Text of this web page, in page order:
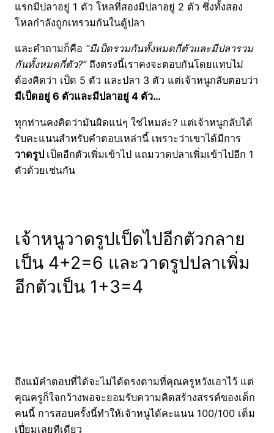
แรกมีปลาอยู่ 1 ตัว โหลที่สองมีปลาอยู่ 2 ตัว ซึ่งทั้งสอง
โหลกำลังถูกเทรวมกันในตู้ปลา
และคำถามก็คือ “มีเป็ดรวมกันทั้งหมดกี่ตัวและมีปลารวม
กันทั้งหมดกี่ตัว?” ถึงตรงนี้เราคงจะตอบกันโดยแทบไม่
ต้องคิดว่า เป็ด 5 ตัว และปลา 3 ตัว แต่เจ้าหนูกลับตอบว่า
มีเป็ดอยู่ 6 ตัวและมีปลาอยู่ 4 ตัว…
ทุกท่านคงคิดว่ามันผิดแน่ๆ ใช่ไหมล่ะ? แต่เจ้าหนูกลับได้
รับคะแนนสำหรับคำตอบเหล่านี้ เพราะว่าเขาได้มีการ
วาดรูป เป็ดอีกตัวเพิ่มเข้าไป แถมวาดปลาเพิ่มเข้าไปอีก 1
ตัวด้วยเช่นกัน
เจ้าหนูวาดรูปเป็ดไปอีกตัวกลาย
เป็น 4+2=6 และวาดรูปปลาเพิ่ม
อีกตัวเป็น 1+3=4
ถึงแม้คำตอบที่ได้จะไม่ได้ตรงตามที่คุณครูหวังเอาไว้ แต่
คุณครูก็ใจกว้างพอจะยอมรับความคิดสร้างสรรค์ของเด็ก
คนนี้ การสอบครั้งนี้ทำให้เจ้าหนูได้คะแนน 100/100 เต็ม
เปี่ยมเลยทีเดียว